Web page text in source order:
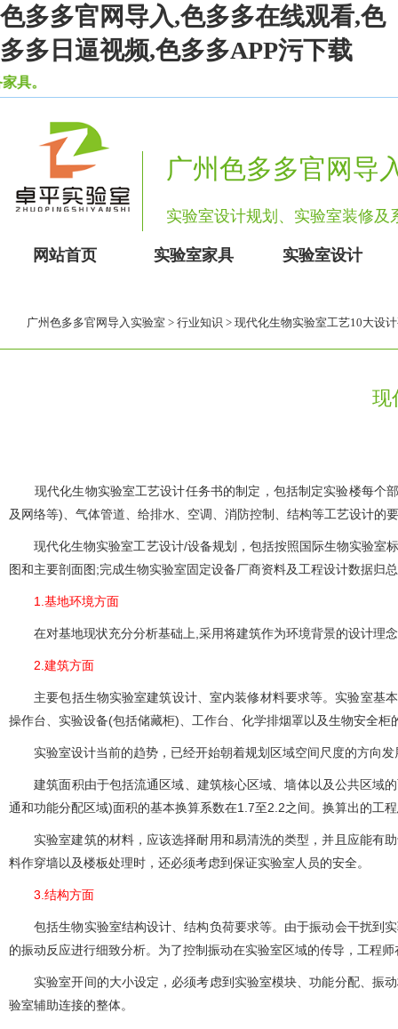
色多多官网导入,色多多在线观看,色
多多日逼视频,色多多APP污下载
。
广州色多多官网导
实验室设计规划、实验室装修
网站首页 实验室家具 实验室设计
广州色多多官网导入实验室 > 行业知识 > 现代化生物实验室工艺10大设
现
现代化生物实验室工艺设计任务书的制定，包括制定实验楼每个部门
及网络等)、气体管道、给排水、空调、消防控制、结构等工
现代化生物实验室工艺设计/设备规划，包括按照国际生物实验室标准
图和主要剖面图;完成生物实验室固定设备厂商资料及工程设计数据归总
1.基地环境方面
在对基地现状充分分析基础上,采用将建筑作为环境背景的设计理念
2.建筑方面
主要包括生物实验室建筑设计、室内装修材料要求等。实验室
操作台、实验设备(包括储藏柜)、工作台、化学排烟罩以及生物安全柜
实验室设计当前的趋势，已经开始朝着规划区域空间尺度的方向发展
建筑面积由于包括流通区域、建筑核心区域、墙体以及公共区
通和功能分配区域)面积的基本换算系数在1.7至2.2之间。换算出的工程
实验室建筑的材料，应该选择耐用和易清洗的类型，并且应能有助
料作穿墙以及楼板处理时，还必须考虑到保证实验室人员的安全。
3.结构方面
包括生物实验室结构设计、结构负荷要求等。由于振动会干扰到
的振动反应进行细致分析。为了控制振动在实验室区域的传导，工程
实验室开间的大小设定，必须考虑到实验室模块、功能分配、
验室辅助连接的整体。